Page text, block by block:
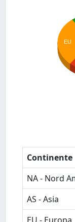
EU
Continente
NA - Nord
AS - Asia